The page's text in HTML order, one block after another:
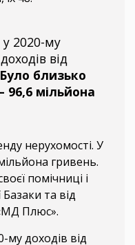
у 2020-му
від
Було близько
96,6 мільйона
нерухомості. У
гривень.
помічниці і
та від
Плюс».
доходів від